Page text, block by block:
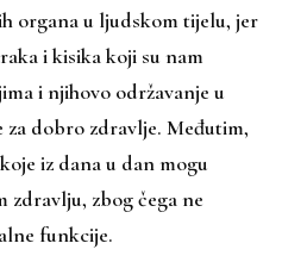
organa u ljudskom tijelu, jer
i kisika koji su nam
i njihovo održavanje u
za dobro zdravlje. Međutim,
iz dana u dan mogu
zbog čega ne
funkcije.